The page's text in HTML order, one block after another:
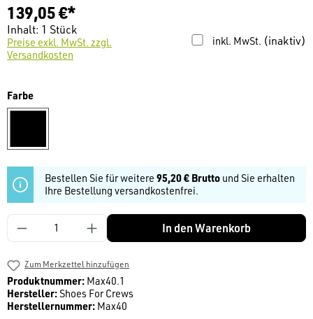
139,05 €*
Inhalt: 1 Stück
inkl. MwSt. (inaktiv)
Preise exkl. MwSt. zzgl.
Versandkosten
Farbeauswählen
Bestellen Sie für weitere 95,20 € Brutto und Sie erhalten
Ihre Bestellung versandkostenfrei.
Produkt Anzahl: Gib den gewünschten Wert
In den Warenkorb
Zum Merkzettel hinzufügen
Produktnummer: Max40.1
Hersteller:Shoes For Crews
Herstellernummer: Max40